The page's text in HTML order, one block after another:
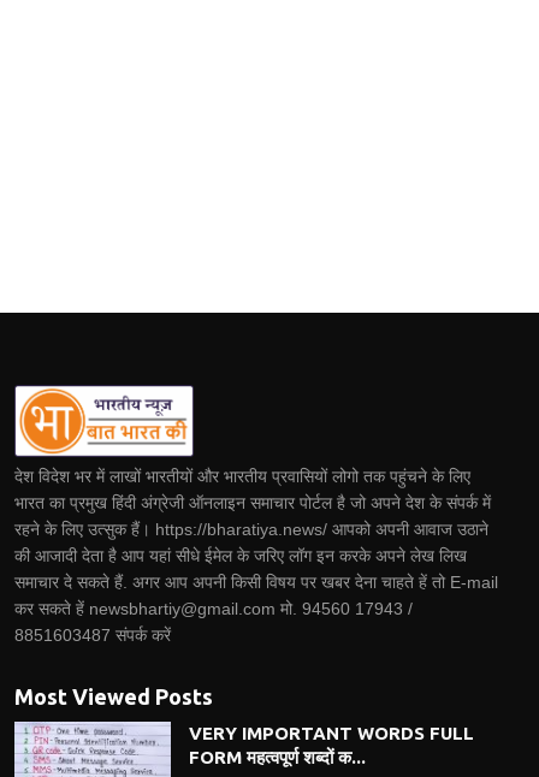
देश विदेश भर में लाखों भारतीयों और भारतीय प्रवासियों लोगो तक पहुंचने के लिए
भारत का प्रमुख हिंदी अंग्रेजी ऑनलाइन समाचार पोर्टल है जो अपने देश के संपर्क में
रहने के लिए उत्सुक हैं। https://bharatiya.news/ आपको अपनी आवाज उठाने
की आजादी देता है आप यहां सीधे ईमेल के जरिए लॉग इन करके अपने लेख लिख
समाचार दे सकते हैं. अगर आप अपनी किसी विषय पर खबर देना चाहते हें तो E-mail
कर सकते हें newsbhartiy@gmail.com मो. 94560 17943 /
8851603487 संपर्क करें
Most Viewed Posts
VERY IMPORTANT WORDS FULL
FORM महत्वपूर्ण शब्दों क...